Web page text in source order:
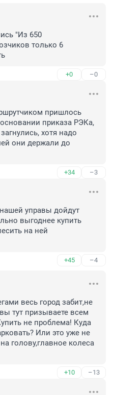
"Из 650
только 6
+0 –0
пришлось
приказа РЭКа,
хотя надо
они держали до
+34 –3
управы дойдут
выгоднее купить
на ней
+45 –4
весь город забит,не
тут призываете всем
не проблема! Куда
Или это уже не
голову,главное колеса
+10 –13